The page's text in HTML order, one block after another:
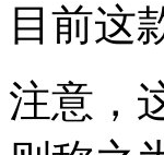
目前这
注意，